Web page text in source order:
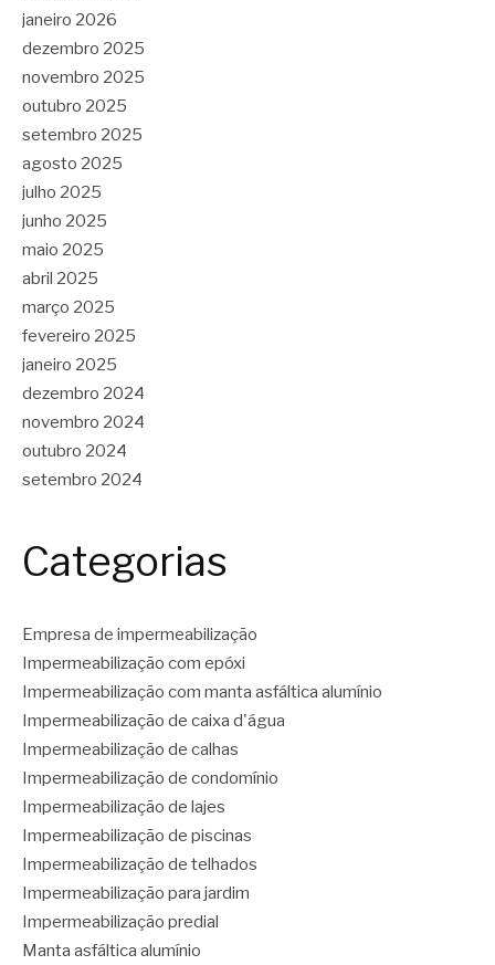
janeiro 2026
dezembro 2025
novembro 2025
outubro 2025
setembro 2025
agosto 2025
julho 2025
junho 2025
maio 2025
abril 2025
março 2025
fevereiro 2025
janeiro 2025
dezembro 2024
novembro 2024
outubro 2024
setembro 2024
Categorias
Empresa de impermeabilização
Impermeabilização com epóxi
Impermeabilização com manta asfáltica alumínio
Impermeabilização de caixa d'água
Impermeabilização de calhas
Impermeabilização de condomínio
Impermeabilização de lajes
Impermeabilização de piscinas
Impermeabilização de telhados
Impermeabilização para jardim
Impermeabilização predial
Manta asfáltica alumínio